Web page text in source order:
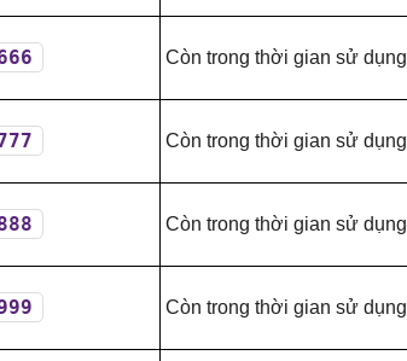
Còn trong thời gian sử dụng
Còn trong thời gian sử dụng
Còn trong thời gian sử dụng
Còn trong thời gian sử dụng